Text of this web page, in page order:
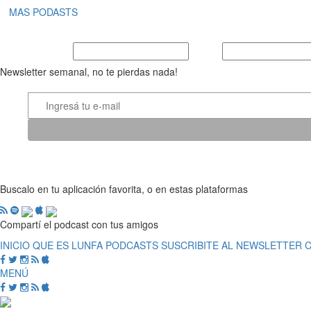
MAS PODASTS
Newsletter semanal, no te pierdas nada!
Buscalo en tu aplicación favorita, o en estas plataformas
Compartí el podcast con tus amigos
INICIO QUE ES LUNFA PODCASTS SUSCRIBITE AL NEWSLETTER
MENÚ